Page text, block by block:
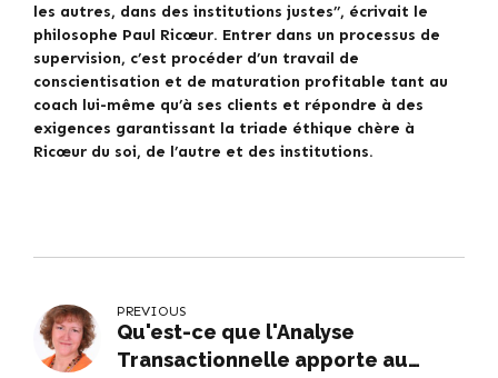
les autres, dans des institutions justes’’, écrivait le
philosophe Paul Ricœur. Entrer dans un processus de
supervision, c’est procéder d’un travail de
conscientisation et de maturation profitable tant au
coach lui-même qu’à ses clients et répondre à des
exigences garantissant la triade éthique chère à
Ricœur du soi, de l’autre et des institutions.
PREVIOUS
Qu'est-ce que l'Analyse
Transactionnelle apporte au